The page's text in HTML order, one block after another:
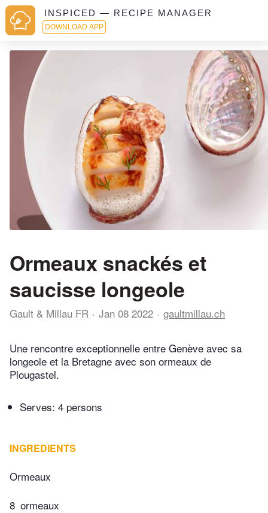
INSPICED — RECIPE MANAGER
DOWNLOAD APP
Ormeaux snackés et
saucisse longeole
Gault & Millau FR Jan 08 2022 gaultmillau.ch
Une rencontre exceptionnelle entre Genève avec sa
longeole et la Bretagne avec son ormeaux de
Plougastel.
Serves: 4 persons
INGREDIENTS
Ormeaux
8 ormeaux